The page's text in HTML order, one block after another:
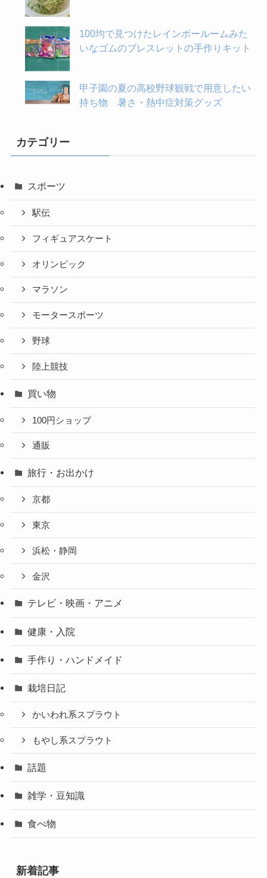
100均で見つけたレインボールームみた
いなゴムのブレスレットの手作りキット
甲子園の夏の高校野球観戦で用意したい
持ち物 暑さ・熱中症対策グッズ
カテゴリー
スポーツ
駅伝
フィギュアスケート
オリンピック
マラソン
モータースポーツ
野球
陸上競技
買い物
100円ショップ
通販
旅行・お出かけ
京都
東京
浜松・静岡
金沢
テレビ・映画・アニメ
健康・入院
手作り・ハンドメイド
栽培日記
かいわれ系スプラウト
もやし系スプラウト
話題
雑学・豆知識
食べ物
新着記事